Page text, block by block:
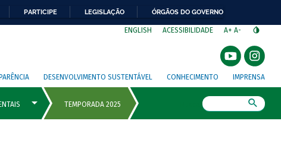
PARTICIPE LEGISLAÇÃO ÓRGÃOS DO GOVERNO
ENGLISH ACESSIBILIDADE A+ A-
DESENVOLVIMENTO SUSTENTÁVEL CONHECIMENTO IMPRENSA